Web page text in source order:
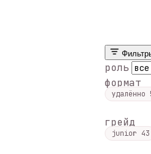
роль
формат
удалённо
грейд
junior 43